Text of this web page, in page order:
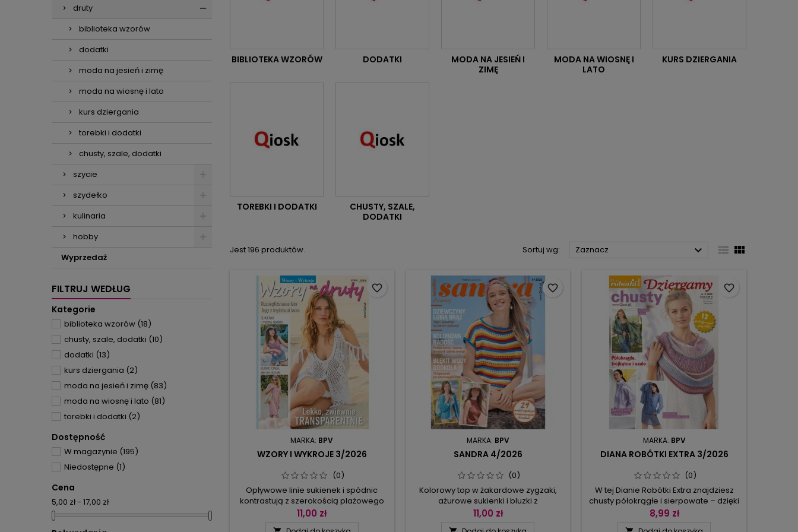
druty
biblioteka wzorów
dodatki
moda na jesień i zimę
moda na wiosnę i lato
kurs dziergania
torebki i dodatki
chusty, szale, dodatki
szycie
szydełko
kulinaria
hobby
Wyprzedaż
FILTRUJ WEDŁUG
Kategorie
biblioteka wzorów (18)
chusty, szale, dodatki (10)
dodatki (13)
kurs dziergania (2)
moda na jesień i zimę (83)
moda na wiosnę i lato (81)
torebki i dodatki (2)
Dostępność
W magazynie (195)
Niedostępne (1)
Cena
5,00 zł - 17,00 zł
BIBLIOTEKA WZORÓW DODATKI
MODA NA JESIEŃ I
ZIMĘ
MODA NA WIOSNĘ I
LATO
KURS DZIERGANIA
TOREBKI I DODATKI
CHUSTY, SZALE,
DODATKI
Jest 196 produktów. Sortuj wg: Zaznacz   
MARKA: BPV
WZORY I WYKROJE 3/2026
(0)
Opływowe linie sukienek i spódnic
kontrastują z szerokością plażowego
wdzianka, swetry są krótkie, a
11,00 zł
favorite_border
MARKA: BPV
SANDRA 4/2026
(0)
Kolorowy top w żakardowe zygzaki,
ażurowe sukienki i bluzki z
siateczkowymi splotami, sportowymi
11,00 zł
favorite_border
MARKA: BPV
DIANA ROBÓTKI EXTRA 3/2026
(0)
W tej Dianie Robótki Extra znajdziesz
chusty półokrągłe i sierpowate – dzięki
zaokrąglonemu brzegowi ładnie
8,99 zł
favorite_border